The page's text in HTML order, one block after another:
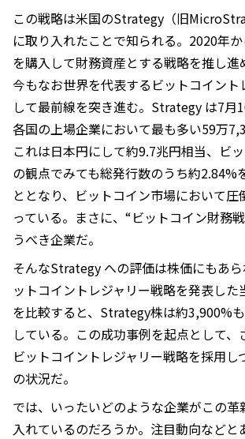
この戦略は米国のStrategy（旧
に取り入れたことで知られる。2020年
を購入して財務資産とする戦略を推し進
今もなお世界を代表するビットコイント
して最前線を突き進む。Strategy は7月
各国の上場企業において最も多い59万
これは日本円にして約9.7兆円相当、ビ
の観点でみても総発行数のうち約2.84%
ととなり、ビットコイン市場において圧
っている。まさに、“ビットコイン財務
うべき企業だ。
そんなStrategy への評価は株価にもあ
ットコイントレジャリー戦略を発表し
を比較すると、Strategy株は約3,900%
している。この成功事例を起点として、
ビットコイントレジャリー戦略を採用し
の状況だ。
では、いったいどのような企業がこの革
入れているのだろうか。注目動向などと